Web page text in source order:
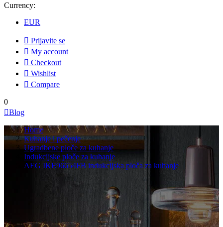
Currency:
EUR
 Prijavite se
 My account
 Checkout
 Wishlist
 Compare
0
Blog
Home
Kuhanje i pečenje
Ugradbene ploče za kuhanje
Indukcijske ploče za kuhanje
AEG IKE96654FB indukcijska ploča za kuhanje